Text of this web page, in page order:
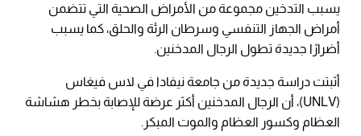
يسبب التدخين مجموعة من الأمراض الصحية التي تتضمن
أمراض الجهاز التنفسي وسرطان الرئة والحلق، كما يسبب
أضرارًا جديدة تطول الرجال المدخنين.
أثبتت دراسة جديدة من جامعة نيفادا في لاس فيغاس
(UNLV)، أن الرجال المدخنين أكثر عرضة للإصابة بخطر هشاشة
العظام وكسور العظام والموت المبكر.